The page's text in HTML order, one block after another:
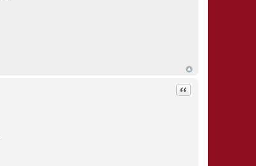
Citation